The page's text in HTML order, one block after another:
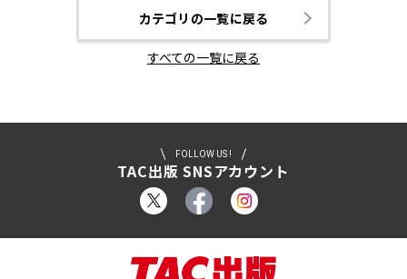
カテゴリの一覧に戻る
すべての一覧に戻る
FOLLOW US !
TAC出版 SNSアカウント